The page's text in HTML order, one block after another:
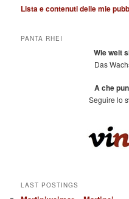
Lista e contenuti delle mie
PANTA RHEI
Wie weit
Das
A che
Seguire lo
LAST POSTINGS